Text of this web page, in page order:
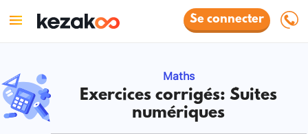
Se connecter
Maths
Exercices corrigés: Suites
numériques